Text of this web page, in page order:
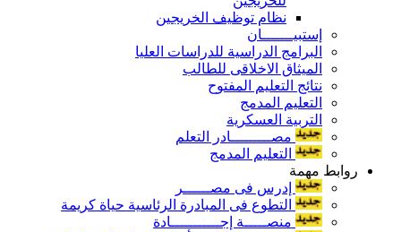
نظام توظيف الخريجين
إستبيـــــــان
البرامج الدراسية للدراسات العليا
الميثاق الاخلاقى للطالب
نتائج التعليم المفتوح
التعليم المدمج
التربية العسكرية
مصـــــــــادر التعلم
التعليم المدمج
روابط مهمة
إدرس فى مصــــــر
التطوع فى المبادرة الرئاسية حياة كريمة
منصـــــة إجـــــــــــادة